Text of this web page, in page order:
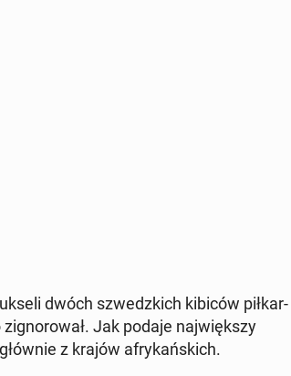
dwóch szwedz­kich kibiców pił­kar­
Jak podaje naj­więk­szy
z krajów afry­kań­skich.